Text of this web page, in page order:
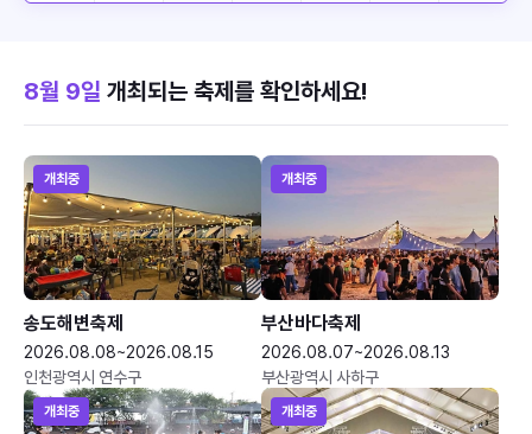
8월 9일 개최되는 축제를 확인하세요!
개최중
송도해변축제
2026.08.08~2026.08.15
인천광역시 연수구
개최중
부산바다축제
2026.08.07~2026.08.13
부산광역시 사하구
개최중 개최중